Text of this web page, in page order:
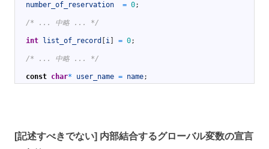
number_of_reservation = 0;
/* ... 中略 ... */
int list_of_record i = 0;
/* ... 中略 ... */
const char* user_name = name;
[記述すべきでない] 内部結合するグローバル変数の宣言